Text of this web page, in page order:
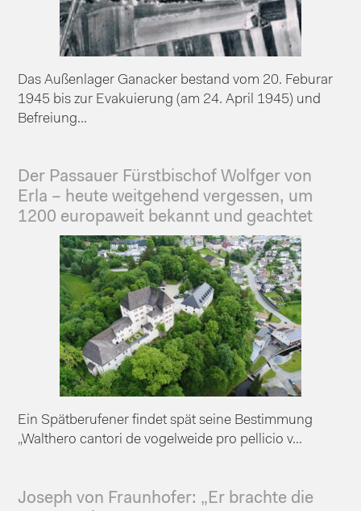
Das Außenlager Ganacker bestand vom 20. Feburar
1945 bis zur Evakuierung (am 24. April 1945) und
Befreiung...
Der Passauer Fürstbischof Wolfger von
Erla – heute weitgehend vergessen, um
1200 europaweit bekannt und geachtet
Ein Spätberufener findet spät seine Bestimmung
„Walthero cantori de vogelweide pro pellicio v...
Joseph von Fraunhofer: „Er brachte die